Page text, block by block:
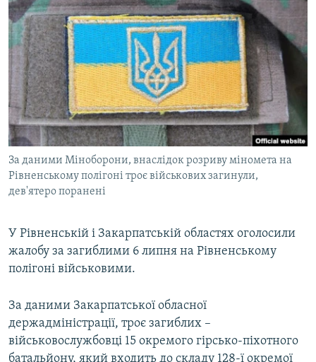
ВСЕ ЗА ДЕНЬ
СПЕЦПРОЕКТИ
ДЕПОРТАЦІЯ
ВІДЕОУРОКИ «ELIFBE»
СВІДЧЕННЯ ОКУПАЦІЇ
УКРАЇНСЬКА ПРОБЛЕМА КРИМУ
ІНФОГРАФІКА
ЯК ОБІЙТИ БЛОКУВАННЯ
Русский
Qırımtatar
ДОЛУЧАЙСЯ!
Усі сайти RFE/RL
За даними Міноборони, внаслідок розриву міномета на
Рівненському полігоні троє військових загинули,
дев'ятеро поранені
У Рівненській і Закарпатській областях оголосили
жалобу за загиблими 6 липня на Рівненському
полігоні військовими.
За даними Закарпатської обласної
держадміністрації, троє загиблих –
військовослужбовці 15 окремого гірсько-піхотного
батальйону, який входить до складу 128-ї окремої